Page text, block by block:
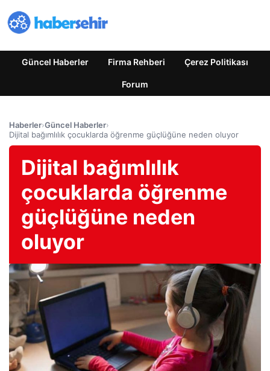
Güncel Haberler Firma Rehberi Çerez Politikası
Forum
Haberler›Güncel Haberler›
Dijital bağımlılık çocuklarda öğrenme güçlüğüne neden oluyor
Dijital bağımlılık
çocuklarda öğrenme
güçlüğüne neden
oluyor